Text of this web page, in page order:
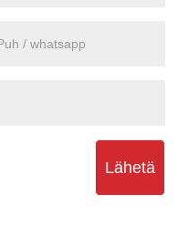
Lähetä